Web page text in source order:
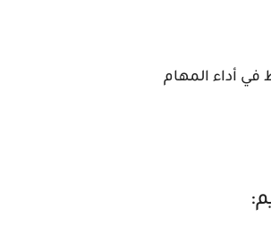
في أداء المهام